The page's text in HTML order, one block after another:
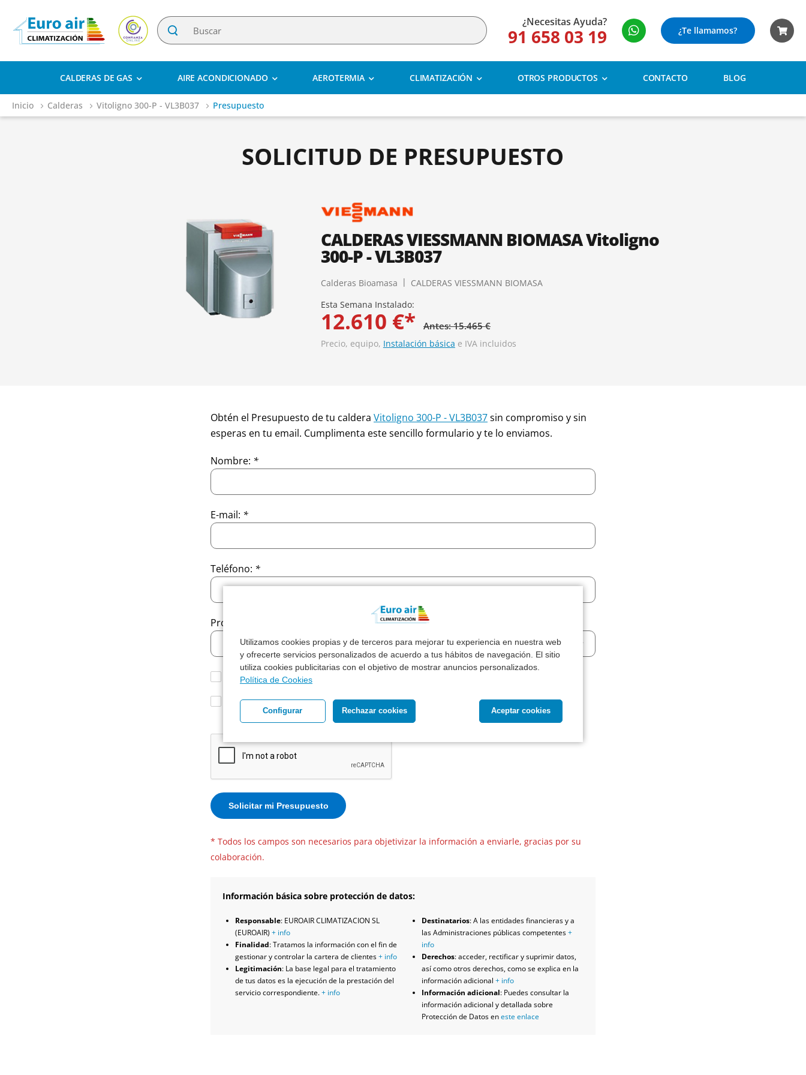
Utilizamos cookies propias y de terceros para mejorar tu experiencia en nuestra web
y ofrecerte servicios personalizados de acuerdo a tus hábitos de navegación. El sitio
utiliza cookies publicitarias con el objetivo de mostrar anuncios personalizados.
Política de Cookies
Aceptar cookies
Rechazar cookies
Configurar
¿Necesitas Ayuda?
91 658 03 19 ¿Te llamamos?
CALDERAS DE GAS AIRE ACONDICIONADO AEROTERMIA CLIMATIZACIÓN OTROS PRODUCTOS CONTACTO BLOG
Inicio Calderas Vitoligno 300-P - VL3B037 Presupuesto
SOLICITUD DE PRESUPUESTO
CALDERAS VIESSMANN BIOMASA Vitoligno
300-P - VL3B037
Calderas Bioamasa
CALDERAS VIESSMANN BIOMASA
Esta Semana Instalado:
12.610 €* Antes: 15.465 €
Precio, equipo, Instalación básica e IVA incluidos
Obtén el Presupuesto de tu caldera Vitoligno 300-P - VL3B037sin compromiso y sin
esperas en tu email. Cumplimenta este sencillo formulario y te lo enviamos.
Nombre: *
E-mail: *
Teléfono: *
Provincia:
Acepto recibir presupuesto de productos similares en otras marcas.
Acepto el tratamiento de mis datos personales para recibir respuesta a la
consulta planteada *
* Todos los campos son necesarios para objetivizar la información a enviarle, gracias por su
colaboración.
Información básica sobre protección de datos:
Responsable: EUROAIR CLIMATIZACION SL
(EUROAIR) + info
Finalidad: Tratamos la información con el fin de
gestionar y controlar la cartera de clientes+ info
Legitimación: La base legal para el tratamiento
de tus datos es la ejecución de la prestación del
servicio correspondiente.+ info
Destinatarios: A las entidades financieras y a
las Administraciones públicas competentes+
info
Derechos: acceder, rectificar y suprimir datos,
así como otros derechos, como se explica en la
información adicional + info
Información adicional: Puedes consultar la
información adicional y detallada sobre
Protección de Datos eneste enlace